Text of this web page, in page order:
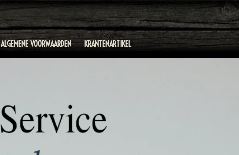
ALGEMENE VOORWAARDEN KRANTENARTIKEL